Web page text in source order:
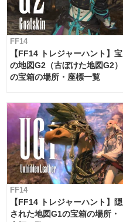
FF14
【FF14 トレジャーハント】宝
の地図G2（古ぼけた地図G2）
の宝箱の場所・座標一覧
FF14
【FF14 トレジャーハント】隠
された地図G1の宝箱の場所・